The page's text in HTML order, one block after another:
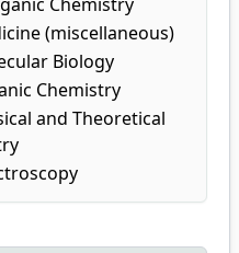
(miscellaneous)
Biology
Chemistry
and Theoretical